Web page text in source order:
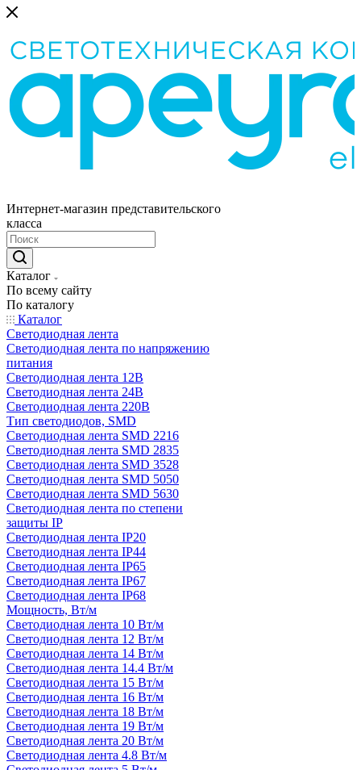
Интернет-магазин представительского
класса
Каталог
По всему сайту
По каталогу
Каталог
Светодиодная лента
Светодиодная лента по напряжению
питания
Светодиодная лента 12В
Светодиодная лента 24В
Светодиодная лента 220В
Тип светодиодов, SMD
Cветодиодная лента SMD 2216
Светодиодная лента SMD 2835
Светодиодная лента SMD 3528
Светодиодная лента SMD 5050
Светодиодная лента SMD 5630
Светодиодная лента по степени
защиты IP
Светодиодная лента IP20
Светодиодная лента IP44
Светодиодная лента IP65
Светодиодная лента IP67
Светодиодная лента IP68
Мощность, Вт/м
Светодиодная лента 10 Вт/м
Светодиодная лента 12 Вт/м
Светодиодная лента 14 Вт/м
Светодиодная лента 14.4 Вт/м
Светодиодная лента 15 Вт/м
Светодиодная лента 16 Вт/м
Светодиодная лента 18 Вт/м
Светодиодная лента 19 Вт/м
Светодиодная лента 20 Вт/м
Светодиодная лента 4.8 Вт/м